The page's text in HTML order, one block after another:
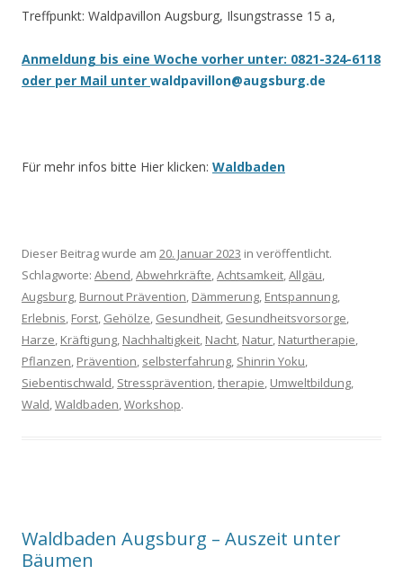
Treffpunkt: Waldpavillon Augsburg, Ilsungstrasse 15 a,
Anmeldung bis eine Woche vorher unter: 0821-324-6118
oder per Mail unter waldpavillon@augsburg.de
Für mehr infos bitte Hier klicken: Waldbaden
Dieser Beitrag wurde am 20. Januar 2023 in veröffentlicht.
Schlagworte: Abend,Abwehrkräfte,Achtsamkeit,Allgäu,
Augsburg, Burnout Prävention, Dämmerung, Entspannung,
Erlebnis, Forst, Gehölze, Gesundheit, Gesundheitsvorsorge,
Harze, Kräftigung, Nachhaltigkeit, Nacht, Natur, Naturtherapie,
Pflanzen, Prävention, selbsterfahrung, Shinrin Yoku,
Siebentischwald, Stressprävention,therapie, Umweltbildung,
Wald,Waldbaden,Workshop.
Waldbaden Augsburg – Auszeit unter
Bäumen